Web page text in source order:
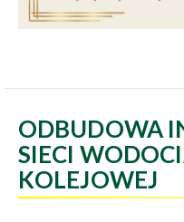
ODBUDOWA
SIECI
KOLEJOWEJ